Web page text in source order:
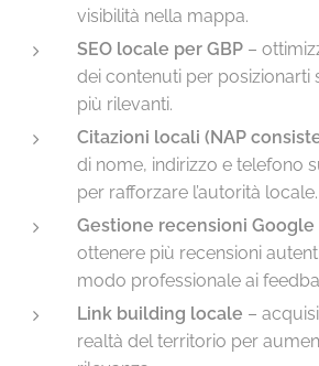
visibilità nella mappa.
SEO locale per GBP –
dei contenuti per posizionarti
più rilevanti.
Citazioni locali (NAP
di nome, indirizzo e telefono
per rafforzare l’autorità locale.
Gestione recensioni Google
ottenere più recensioni
modo professionale ai
Link building locale –
realtà del territorio per